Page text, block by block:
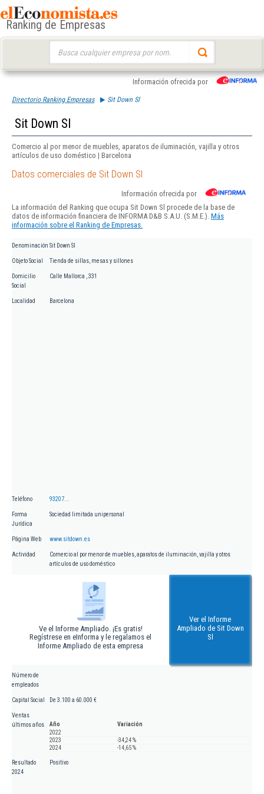
Ranking de Empresas
Información ofrecida por
Directorio Ranking Empresas Sit Down Sl
Sit Down Sl
Comercio al por menor de muebles, aparatos de iluminación, vajilla y otros
artículos de uso doméstico | Barcelona
Datos comerciales de Sit Down Sl
Información ofrecida por
La información del Ranking que ocupa Sit Down Sl procede de la base de
datos de información financiera de INFORMA D&B S.A.U. (S.M.E.). Más
información sobre el Ranking de Empresas.
Denominación Sit Down Sl
Objeto Social Tienda de sillas, mesas y sillones
Domicilio
Social
Calle Mallorca , 331
Localidad Barcelona
Teléfono 93207...
Forma
Jurídica
Sociedad limitada unipersonal
Página Web www.sitdown.es
Actividad
Comercio al por menor de muebles, aparatos de iluminación, vajilla y otros
artículos de uso doméstico
Ve el Informe Ampliado. ¡Es gratis!
Regístrese en eInforma y le regalamos el
Informe Ampliado de esta empresa
Ver el Informe
Ampliado de Sit Down
Sl
Número de
empleados
Capital Social De 3.100 a 60.000 €
Ventas
últimos años
Año
Variación
2022
2023
-34,24 %
2024
-14,65 %
Resultado
2024
Positivo